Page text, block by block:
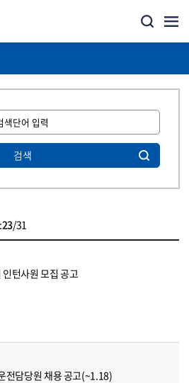
검색
23/31
턴사원 모집 공고
전담당원 채용 공고(~1.18)